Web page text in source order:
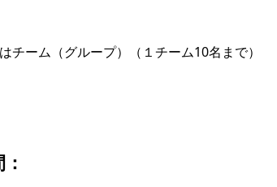
チーム（グループ）（１チーム10名まで）